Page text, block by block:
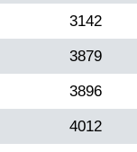
3142
3879
3896
4012